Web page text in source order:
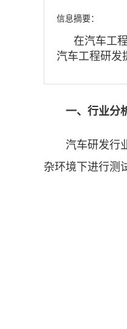
信息摘要：
在汽车工
汽车工程研发
一、行业分
汽车研发行业
杂环境下进行测